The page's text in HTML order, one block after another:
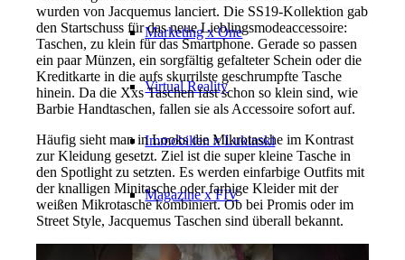
Marketing x One
Virtual Reality
Immobilien x Lukinski
Magazine x FIV
Couture x CM
wurden von Jacquemus lanciert. Die SS19-Kollektion gab
den Startschuss für das neue Lieblingsmodeaccessoire:
Taschen, zu klein für das Smartphone. Gerade so passen
ein paar Münzen, ein sorgfältig gefalteter Schein oder die
Kreditkarte in die aufs skurrilste geschrumpfte Tasche
hinein. Da die Xxs Taschen fast schon so klein sind, wie
Barbie Handtaschen, fallen sie als Accessoire sofort auf.
Häufig sieht man in Looks die Mikrotasche im Kontrast
zur Kleidung gesetzt. Ziel ist die super kleine Tasche in
den Spotlight zu setzten. Es werden einfarbige Outfits mit
der knalligen Minitasche oder farbige Kleider mit der
weißen Mikrotasche kombiniert. Ob bei Promis oder im
Street Style, Jacquemus Taschen sind überall bekannt.